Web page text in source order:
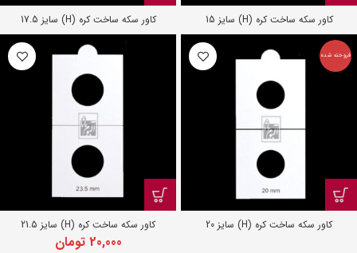
کاور سکه ساخت کره (H) سایز 15 کاور سکه ساخت کره (H) سایز 17.5
فروخته شده
کاور سکه ساخت کره (H) سایز 20 کاور سکه ساخت کره (H) سایز 21.5
20,000 تومان